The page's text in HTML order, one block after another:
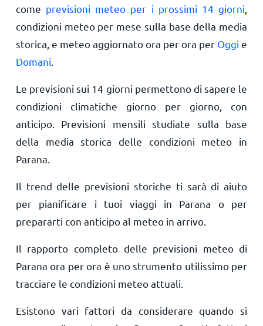
come previsioni meteo per i prossimi 14 giorni
condizioni meteo per mese sulla base della media
storica, e meteo aggiornato ora per ora per Oggi e
Domani
Le previsioni sui 14 giorni permettono di sapere le
condizioni climatiche giorno per giorno, con
anticipo. Previsioni mensili studiate sulla base
della media storica delle condizioni meteo in
Parana.
Il trend delle previsioni storiche ti sarà di aiuto
per pianificare i tuoi viaggi in Parana o per
prepararti con anticipo al meteo in arrivo.
Il rapporto completo delle previsioni meteo di
Parana ora per ora è uno strumento utilissimo per
tracciare le condizioni meteo attuali.
Esistono vari fattori da considerare quando si